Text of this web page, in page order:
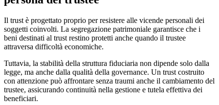
Il trust è progettato proprio per resistere alle vicende personali dei
soggetti coinvolti. La segregazione patrimoniale garantisce che i
beni destinati al trust restino protetti anche quando il trustee
attraversa difficoltà economiche.
Tuttavia, la stabilità della struttura fiduciaria non dipende solo dalla
legge, ma anche dalla qualità della governance. Un trust costruito
con attenzione può affrontare senza traumi anche il cambiamento del
trustee, assicurando continuità nella gestione e tutela effettiva dei
beneficiari.